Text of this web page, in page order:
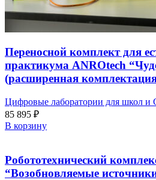
Переносной комплект для
практикума ANROtech
(расширенная
Цифровые лаборатории для школ
85 895 ₽
В корзину
Робототехнический
“Возобновляемые